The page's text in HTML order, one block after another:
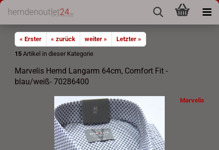
« Erster « zurück weiter »
Letzter »
15 Artikel in dieser Kategorie
Marvelis Hemd Langarm 64cm, Comfort Fit -
blau/weiß- 70286400
Marvelis